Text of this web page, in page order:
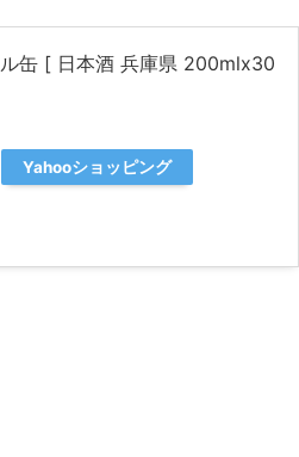
缶 [ 日本酒 兵庫県 200mlx30
Yahooショッピング